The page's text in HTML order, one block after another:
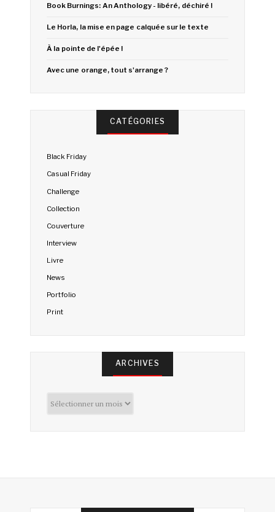
Book Burnings: An Anthology - libéré, déchiré !
Le Horla, la mise en page calquée sur le texte
À la pointe de l'épée !
Avec une orange, tout s'arrange ?
CATÉGORIES
Black Friday
Casual Friday
Challenge
Collection
Couverture
Interview
Livre
News
Portfolio
Print
ARCHIVES